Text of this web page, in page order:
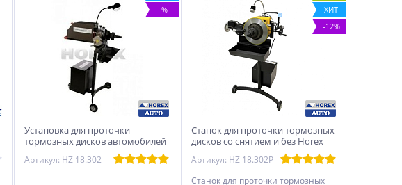
%
Установка для проточки
тормозных дисков автомобилей
Артикул: HZ 18.302
ХИТ
-12%
Станок для проточки тормозных
дисков со снятием и без Horex
Артикул: HZ 18.302P
Станок для проточки тормозных